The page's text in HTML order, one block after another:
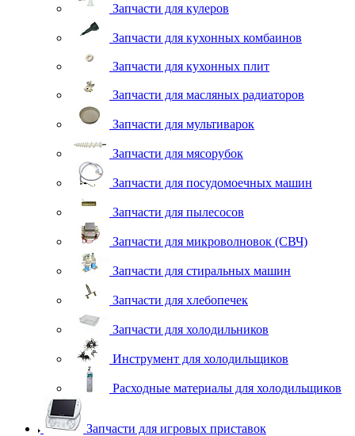
Запчасти для кулеров
Запчасти для кухонных комбаинов
Запчасти для кухонных плит
Запчасти для масляных радиаторов
Запчасти для мультиварок
Запчасти для мясорубок
Запчасти для посудомоечных машин
Запчасти для пылесосов
Запчасти для микроволновок (СВЧ)
Запчасти для стиральных машин
Запчасти для хлебопечек
Запчасти для холодильников
Инструмент для холодильщиков
Расходные материалы для холодильщиков
Запчасти для игровых приставок